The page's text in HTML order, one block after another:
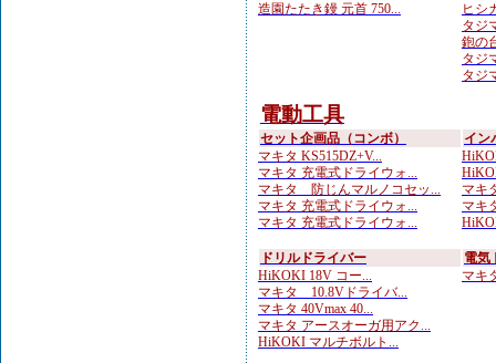
造園たたき鏝 元首 750...
ヒシ
タジ
鉋の
タジ
タジ
電動工具
セット企画品（コンボ）
マキタ KS515DZ+V...
マキタ 充電式ドライウォ...
マキタ 防じんマルノコセッ...
マキタ 充電式ドライウォ...
マキタ 充電式ドライウォ...
イン
マキ
マキ
ドリルドライバー
HiKOKI 18V コー...
マキタ 10.8Vドライバ...
マキタ 40Vmax 40...
マキタ アースオーガ用アク...
HiKOKI マルチボルト...
電気
マキ